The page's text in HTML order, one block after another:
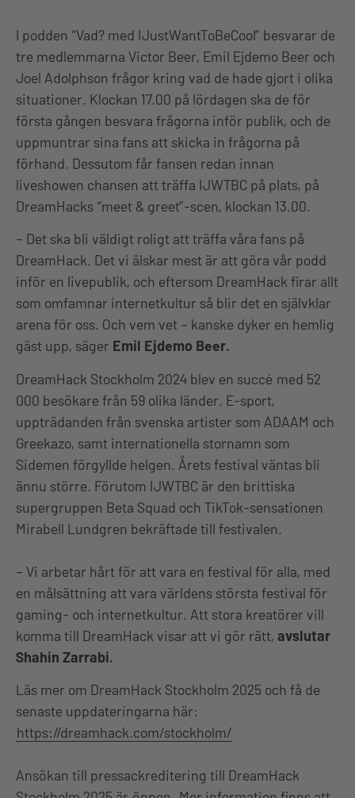
I podden “Vad? med IJustWantToBeCool” besvarar de
tre medlemmarna Victor Beer, Emil Ejdemo Beer och
Joel Adolphson frågor kring vad de hade gjort i olika
situationer. Klockan 17.00 på lördagen ska de för
första gången besvara frågorna inför publik, och de
uppmuntrar sina fans att skicka in frågorna på
förhand. Dessutom får fansen redan innan
liveshowen chansen att träffa IJWTBC på plats, på
DreamHacks “meet & greet”-scen, klockan 13.00.
– Det ska bli väldigt roligt att träffa våra fans på
DreamHack. Det vi älskar mest är att göra vår podd
inför en livepublik, och eftersom DreamHack firar allt
som omfamnar internetkultur så blir det en självklar
arena för oss. Och vem vet – kanske dyker en hemlig
gäst upp, säger Emil Ejdemo Beer.
DreamHack Stockholm 2024 blev en succé med 52
000 besökare från 59 olika länder. E-sport,
uppträdanden från svenska artister som ADAAM och
Greekazo, samt internationella stornamn som
Sidemen förgyllde helgen. Årets festival väntas bli
ännu större. Förutom IJWTBC är den brittiska
supergruppen Beta Squad och TikTok-sensationen
Mirabell Lundgren bekräftade till festivalen.
– Vi arbetar hårt för att vara en festival för alla, med
en målsättning att vara världens största festival för
gaming- och internetkultur. Att stora kreatörer vill
komma till DreamHack visar att vi gör rätt, avslutar
Shahin Zarrabi.
Läs mer om DreamHack Stockholm 2025 och få de
senaste uppdateringarna här:
https://dreamhack.com/stockholm/
Ansökan till pressackreditering till DreamHack